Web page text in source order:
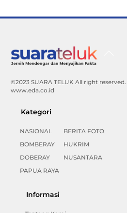
©2023 SUARA TELUK All right
www.eda.co.id
Kategori
NASIONAL
BOMBERAY
DOBERAY
PAPUA RAYA
BERITA FOTO
HUKRIM
NUSANTARA
Informasi